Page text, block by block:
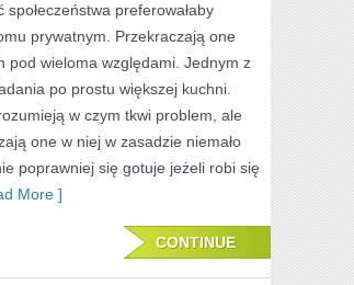
PRZEKAZANYCH
NAJEM
SPRZEDAŻ
NIEJEDNOKROTNIE
preferowałaby
prywatnym. Przekraczają one
pod wieloma względami. Jednym z
po prostu większej kuchni.
w czym tkwi problem, ale
one w niej w zasadzie niemało
poprawniej się gotuje jeżeli robi się
More ]
CONTINUE